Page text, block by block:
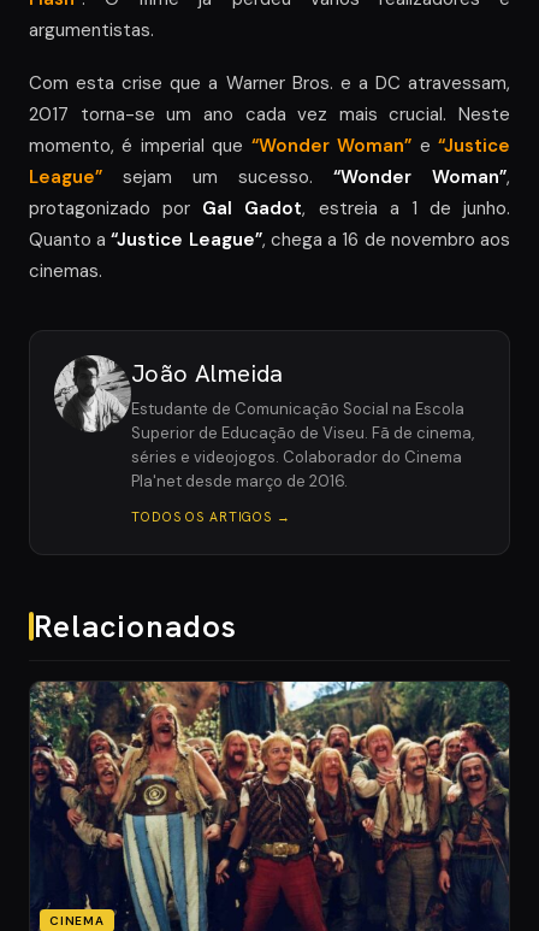
argumentistas.
Com esta crise que a Warner Bros. e a DC atravessam,
2017 torna-se um ano cada vez mais crucial. Neste
momento, é imperial que “Wonder Woman” e “Justice
League” sejam um sucesso. “Wonder Woman”,
protagonizado por Gal Gadot, estreia a 1 de junho.
Quanto a“Justice League”, chega a 16 de novembro aos
cinemas.
João Almeida
Estudante de Comunicação Social na Escola
Superior de Educação de Viseu. Fã de cinema,
séries e videojogos. Colaborador do Cinema
Pla'net desde março de 2016.
TODOS OS ARTIGOS →
Relacionados
CINEMA